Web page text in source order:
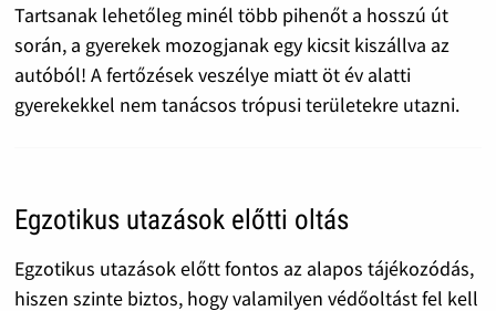
Tartsanak lehetőleg minél több pihenőt a hosszú út
során, a gyerekek mozogjanak egy kicsit kiszállva az
autóból! A fertőzések veszélye miatt öt év alatti
gyerekekkel nem tanácsos trópusi területekre utazni.
Egzotikus utazások előtti oltás
Egzotikus utazások előtt fontos az alapos tájékozódás,
hiszen szinte biztos, hogy valamilyen védőoltást fel kell